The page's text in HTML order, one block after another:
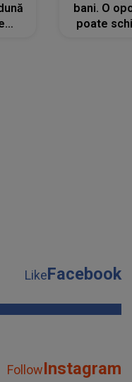
bani. O
poate
LikeFacebook
FollowInstagram